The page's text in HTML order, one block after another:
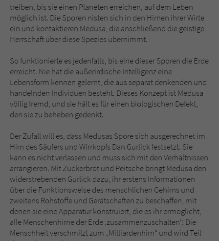
treiben, bis sie einen Planeten erreichen, auf dem Leben
möglich ist. Die Sporen nisten sich in den Hirnen ihrer Wirte
ein und kontaktieren Medusa, die anschließend die geistige
Herrschaft über diese Spezies übernimmt.
So funktionierte es jedenfalls, bis eine dieser Sporen die Erde
erreicht. Nie hat die außerirdische Intelligenz eine
Lebensform kennen gelernt, die aus separat denkenden und
handelnden Individuen besteht. Dieses Konzept ist Medusa
völlig fremd, und sie hält es für einen biologischen Defekt,
den sie zu beheben gedenkt.
Der Zufall will es, dass Medusas Spore sich ausgerechnet im
Hirn des Säufers und Wirrkopfs Dan Gurlick festsetzt. Sie
kann es nicht verlassen und muss sich mit den Verhältnissen
arrangieren. Mit Zuckerbrot und Peitsche bringt Medusa den
widerstrebenden Gurlick dazu, ihr erstens Informationen
über die Funktionsweise des menschlichen Gehirns und
zweitens Rohstoffe und Gerätschaften zu beschaffen, mit
denen sie eine Apparatur konstruiert, die es ihr ermöglicht,
alle Menschenhirne der Erde ‚zusammenzuschalten‘: Die
Menschheit verschmilzt zum „Milliardenhirn“ und wird Teil
Sicherheitscode des Kontaktformulars zu
überprüfen.